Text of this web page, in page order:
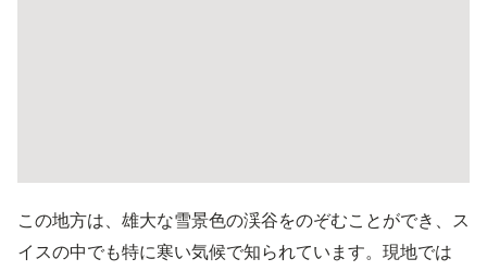
この地方は、雄大な雪景色の渓谷をのぞむことができ、ス
イスの中でも特に寒い気候で知られています。現地では